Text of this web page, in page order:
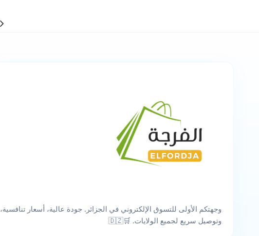
وجهتكم الأولى للتسوق الإلكتروني في الجزائر. جودة عالية، أسعار تنافسية،
وتوصيل سريع لجميع الولايات. 🛒🇩🇿